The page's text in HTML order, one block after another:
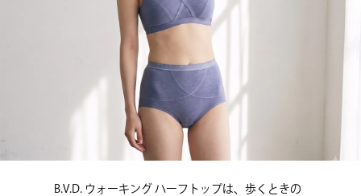
B.V.D. ウォーキング ハーフトップは、歩くときの